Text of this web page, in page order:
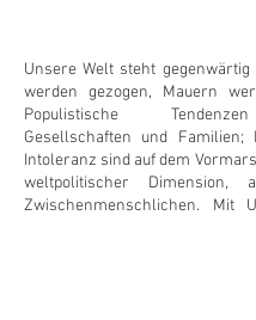
Unsere Welt steht gegenwärtig
werden gezogen, Mauern
Populistische
Gesellschaften und Familien;
Intoleranz sind auf dem
weltpolitischer
Zwischenmenschlichen. Mit